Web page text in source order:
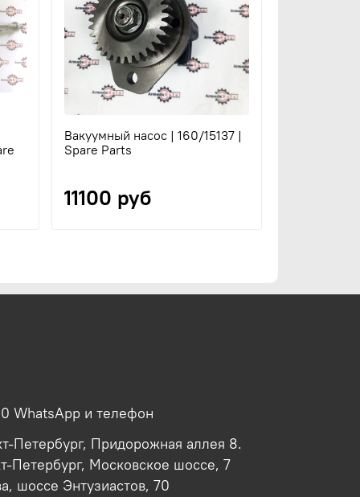
Вакуумный насос | 160/15137 |
Spare Parts
11100 руб
WhatsApp и телефон
Петербург, Придорожная аллея 8.
Петербург, Московское шоссе, 7
шоссе Энтузиастов, 70